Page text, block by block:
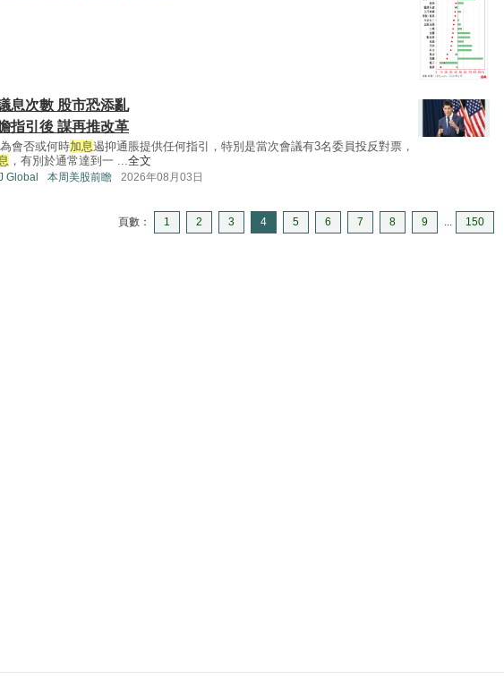
息次數 股市恐添亂
指引後 謀再推改革
會否或何時加息遏抑通脹提供任何指引，特別是當次會議有3名委員投反對票，
，有別於通常達到一 ... 全文
Global 本周美股前瞻 2026年08月03日
頁數： 1 2 3 4 5 6 7 8 9 ... 150